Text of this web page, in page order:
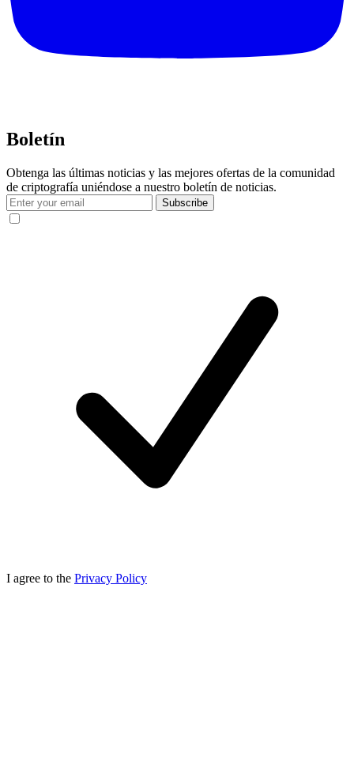
Boletín
Obtenga las últimas noticias y las mejores ofertas de la comunidad
de criptografía uniéndose a nuestro boletín de noticias.
Subscribe
I agree to the Privacy Policy